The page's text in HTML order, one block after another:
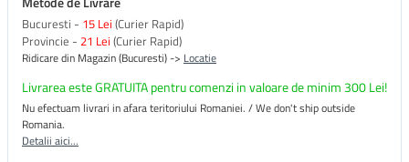
Bucuresti - 15 Lei (Curier Rapid)
Provincie - 21 Lei (Curier Rapid)
Ridicare din Magazin (Bucuresti) -> Locatie
Livrarea este GRATUITA pentru comenzi in valoare de minim 300 Lei!
Nu efectuam livrari in afara teritoriului Romaniei. / We don't ship outside
Romania.
Detalii aici...